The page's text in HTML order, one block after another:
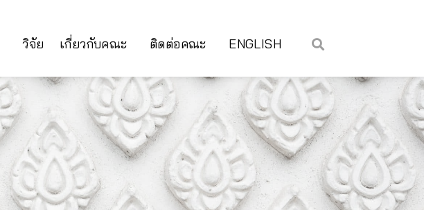
วิจัย เกี่ยวกับคณะ ติดต่อคณะ ENGLISH